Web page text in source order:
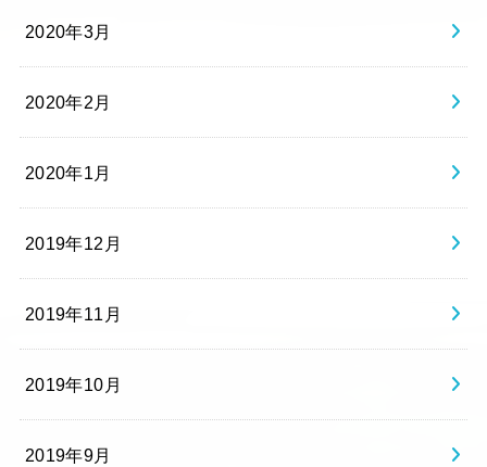
2020年3月
2020年2月
2020年1月
2019年12月
2019年11月
2019年10月
2019年9月